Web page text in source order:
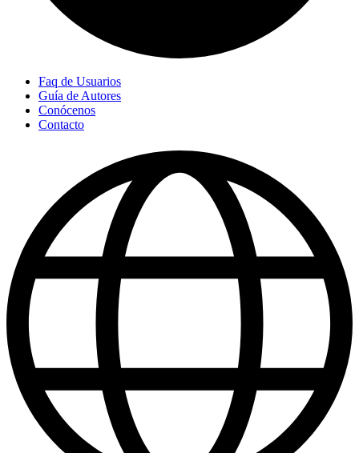
Faq de Usuarios
Guía de Autores
Conócenos
Contacto